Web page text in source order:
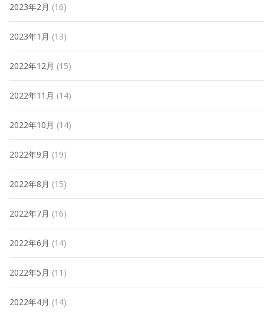
2023年2月 (16)
2023年1月 (13)
2022年12月 (15)
2022年11月 (14)
2022年10月 (14)
2022年9月 (19)
2022年8月 (15)
2022年7月 (16)
2022年6月 (14)
2022年5月 (11)
2022年4月 (14)